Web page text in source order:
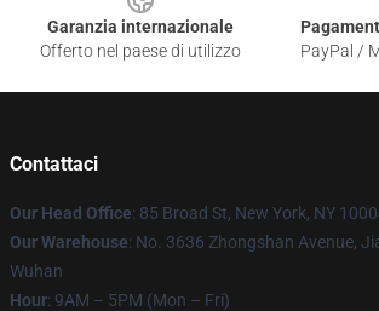
Garanzia internazionale
Offerto nel paese di utilizzo
PayPal /
Contattaci
Our Head Office: 85 Broad St, New York, NY
Our Warehouse: No. 3636 Zhongshan Avenue,
Wuhan
Hour: 9AM – 5PM (Mon – Fri)